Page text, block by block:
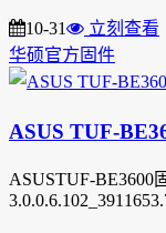
10-31
立刻查看
华硕官方固件
ASUS TUF-
ASUSTUF-BE3600